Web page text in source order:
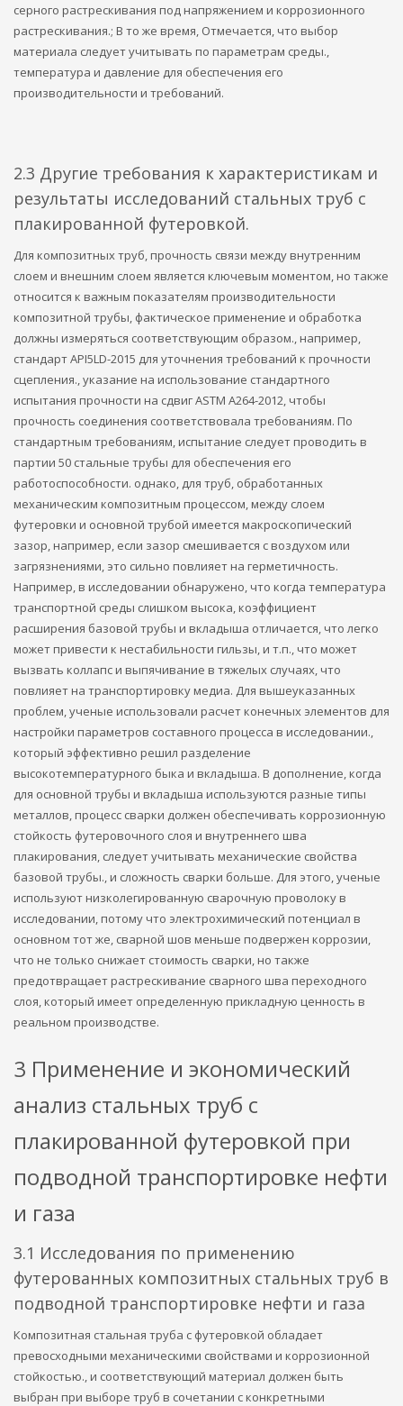
серного растрескивания под напряжением и коррозионного
растрескивания.; В то же время, Отмечается, что выбор
материала следует учитывать по параметрам среды.,
температура и давление для обеспечения его
производительности и требований.
2.3 Другие требования к характеристикам и
результаты исследований стальных труб с
плакированной футеровкой.
Для композитных труб, прочность связи между внутренним
слоем и внешним слоем является ключевым моментом, но также
относится к важным показателям производительности
композитной трубы, фактическое применение и обработка
должны измеряться соответствующим образом., например,
стандарт API5LD-2015 для уточнения требований к прочности
сцепления., указание на использование стандартного
испытания прочности на сдвиг ASTM A264-2012, чтобы
прочность соединения соответствовала требованиям. По
стандартным требованиям, испытание следует проводить в
партии 50 стальные трубы для обеспечения его
работоспособности. однако, для труб, обработанных
механическим композитным процессом, между слоем
футеровки и основной трубой имеется макроскопический
зазор, например, если зазор смешивается с воздухом или
загрязнениями, это сильно повлияет на герметичность.
Например, в исследовании обнаружено, что когда температура
транспортной среды слишком высока, коэффициент
расширения базовой трубы и вкладыша отличается, что легко
может привести к нестабильности гильзы, и т.п., что может
вызвать коллапс и выпячивание в тяжелых случаях, что
повлияет на транспортировку медиа. Для вышеуказанных
проблем, ученые использовали расчет конечных элементов для
настройки параметров составного процесса в исследовании.,
который эффективно решил разделение
высокотемпературного быка и вкладыша. В дополнение, когда
для основной трубы и вкладыша используются разные типы
металлов, процесс сварки должен обеспечивать коррозионную
стойкость футеровочного слоя и внутреннего шва
плакирования, следует учитывать механические свойства
базовой трубы., и сложность сварки больше. Для этого, ученые
используют низколегированную сварочную проволоку в
исследовании, потому что электрохимический потенциал в
основном тот же, сварной шов меньше подвержен коррозии,
что не только снижает стоимость сварки, но также
предотвращает растрескивание сварного шва переходного
слоя, который имеет определенную прикладную ценность в
реальном производстве.
3 Применение и экономический
анализ стальных труб с
плакированной футеровкой при
подводной транспортировке нефти
и газа
3.1 Исследования по применению
футерованных композитных стальных труб в
подводной транспортировке нефти и газа
Композитная стальная труба с футеровкой обладает
превосходными механическими свойствами и коррозионной
стойкостью., и соответствующий материал должен быть
выбран при выборе труб в сочетании с конкретными